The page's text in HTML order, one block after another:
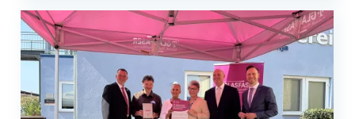
"Graue-
Flecken"-
Programm
(Gigabit-
2.0)